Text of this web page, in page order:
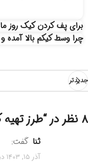
برای پف کردن کیک روز
چرا وسط کیکم بالا
جدیدتر
۸ نظر در “ طرز تهیه
ثنا گفت:
آذر ۱۵, ۱۴۰۳ در ۱۱:۰۹ ق.ظ